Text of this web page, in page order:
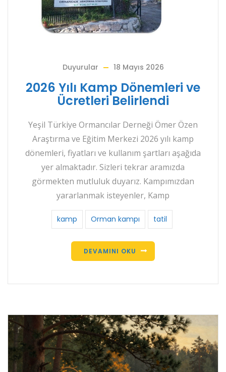
Duyurular 18 Mayıs 2026
2026 Yılı Kamp Dönemleri ve
Ücretleri Belirlendi
Yeşil Türkiye Ormancılar Derneği Ömer Özen
Araştırma ve Eğitim Merkezi 2026 yılı kamp
dönemleri, fiyatları ve kullanım şartları aşağıda
yer almaktadır. Sizleri tekrar aramızda
görmekten mutluluk duyarız. Kampımızdan
yararlanmak isteyenler, Kamp
kamp Orman kampı tatil
DEVAMINI OKU